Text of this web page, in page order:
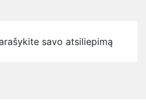
savo atsiliepimą